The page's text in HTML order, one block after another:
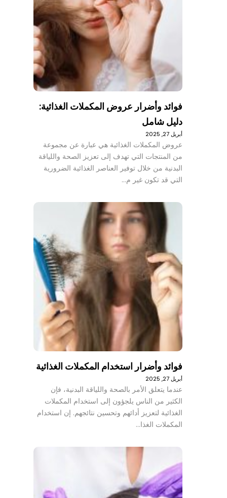
فوائد وأضرار عروض المكملات الغذائية:
دليل شامل
أبريل 27, 2025
عروض المكملات الغذائية هي عبارة عن مجموعة
من المنتجات التي تهدف إلى تعزيز الصحة واللياقة
البدنية من خلال توفير العناصر الغذائية الضرورية
التي قد تكون غير م…
فوائد وأضرار استخدام المكملات الغذائية
أبريل 27, 2025
عندما يتعلق الأمر بالصحة واللياقة البدنية، فإن
الكثير من الناس يلجؤون إلى استخدام المكملات
الغذائية لتعزيز أدائهم وتحسين نتائجهم. إن استخدام
المكملات الغذا…